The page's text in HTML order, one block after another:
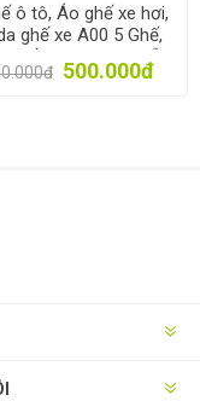
ô tô, Áo ghế xe hơi,
ghế xe A00 5 Ghế,
ghế cho xe 4-5 chỗ
500.000đ